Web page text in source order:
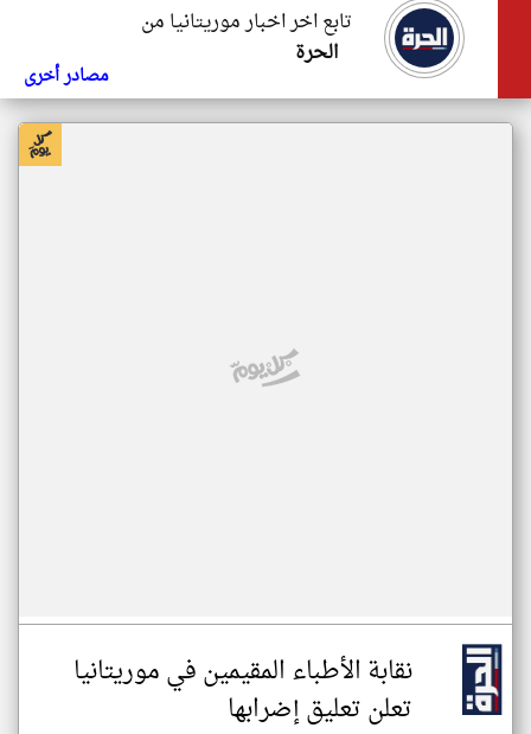
تابع اخر اخبار موريتانيا من
الحرة
مصادر أخرى
نقابة الأطباء المقيمين في موريتانيا
تعلن تعليق إضرابها